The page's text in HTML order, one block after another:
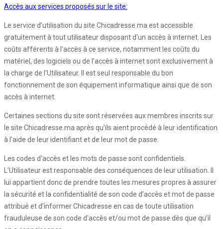
Accès aux services proposés sur le site:
Le service d’utilisation du site Chicadresse.ma est accessible
gratuitement à tout utilisateur disposant d'un accès à internet. Les
coûts afférents à l'accès à ce service, notamment les coûts du
matériel, des logiciels ou de l’accès à internet sont exclusivement à
la charge de l'Utilisateur. Il est seul responsable du bon
fonctionnement de son équipement informatique ainsi que de son
accès à internet.
Certaines sections du site sont réservées aux membres inscrits sur
le site Chicadresse.ma après qu’ils aient procédé à leur identification
à l'aide de leur identifiant et de leur mot de passe.
Les codes d'accès et les mots de passe sont confidentiels.
L’Utilisateur est responsable des conséquences de leur utilisation. Il
lui appartient donc de prendre toutes les mesures propres à assurer
la sécurité et la confidentialité de son code d'accès et mot de passe
attribué et d’informer Chicadresse en cas de toute utilisation
frauduleuse de son code d'accès et/ou mot de passe dès que qu’il